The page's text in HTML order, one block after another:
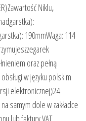
Niklu,
190mmWaga: 114
oraz pełną
w języku polskim
elektronicznej)24
samym dole w zakładce
lub faktury VAT